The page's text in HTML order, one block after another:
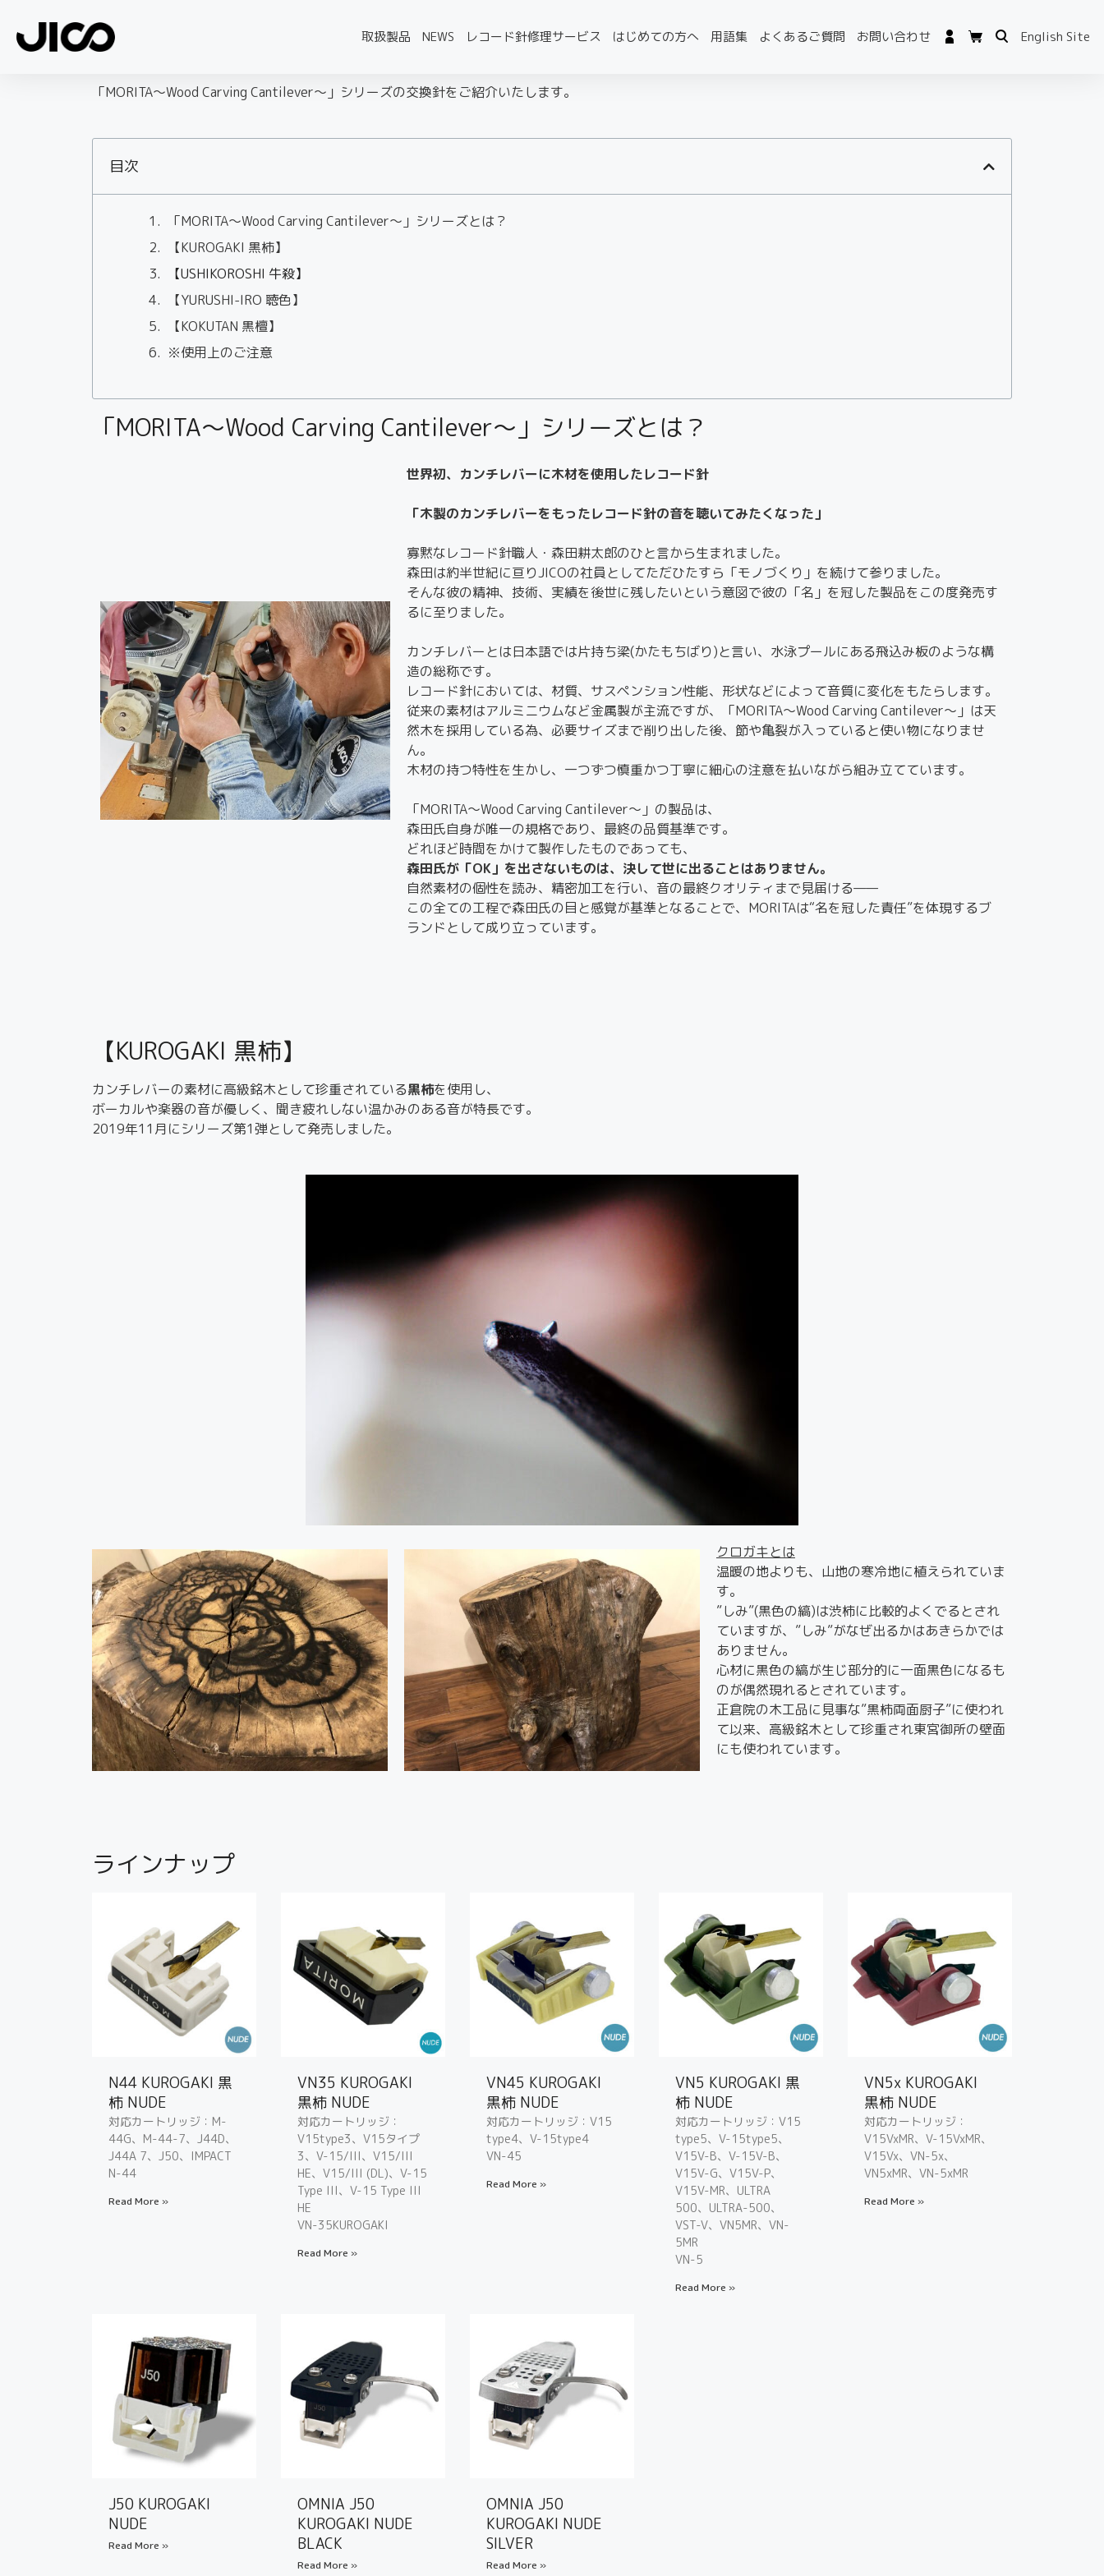
取扱製品 NEWS レコード針修理サービス はじめての方へ 用語集 よくあるご質問 お問い合わせ English Site
「MORITA～Wood Carving Cantilever～」シリーズの交換針をご紹介いたします。
目次
「MORITA～Wood Carving Cantilever～」シリーズとは？
【KUROGAKI 黒柿】
【USHIKOROSHI 牛殺】
【YURUSHI-IRO 聴色】
【KOKUTAN 黒檀】
※使用上のご注意
「MORITA～Wood Carving Cantilever～」シリーズとは？
世界初、カンチレバーに木材を使用したレコード針
「木製のカンチレバーをもったレコード針の音を聴いてみたくなった」
寡黙なレコード針職人・森田耕太郎のひと言から生まれました。
森田は約半世紀に亘りJICOの社員としてただひたすら「モノづくり」を続けて参りました。
そんな彼の精神、技術、実績を後世に残したいという意図で彼の「名」を冠した製品をこの度発売す
るに至りました。
カンチレバーとは日本語では片持ち梁(かたもちばり)と言い、水泳プールにある飛込み板のような構
造の総称です。
レコード針においては、材質、サスペンション性能、形状などによって音質に変化をもたらします。
従来の素材はアルミニウムなど金属製が主流ですが、「MORITA～Wood Carving Cantilever～」は天
然木を採用している為、必要サイズまで削り出した後、節や亀裂が入っていると使い物になりませ
ん。
木材の持つ特性を生かし、一つずつ慎重かつ丁寧に細心の注意を払いながら組み立てています。
「MORITA～Wood Carving Cantilever～」の製品は、
森田氏自身が唯一の規格であり、最終の品質基準です。
どれほど時間をかけて製作したものであっても、
森田氏が「OK」を出さないものは、決して世に出ることはありません。
自然素材の個性を読み、精密加工を行い、音の最終クオリティまで見届ける——
この全ての工程で森田氏の目と感覚が基準となることで、MORITAは“名を冠した責任”を体現するブ
ランドとして成り立っています。
【KUROGAKI 黒柿】
カンチレバーの素材に高級銘木として珍重されている黒柿を使用し、
ボーカルや楽器の音が優しく、聞き疲れしない温かみのある音が特長です。
2019年11月にシリーズ第1弾として発売しました。
クロガキとは
温暖の地よりも、山地の寒冷地に植えられていま
す。
”しみ”(黒色の縞)は渋柿に比較的よくでるとされ
ていますが、”しみ”がなぜ出るかはあきらかでは
ありません。
心材に黒色の縞が生じ部分的に一面黒色になるも
のが偶然現れるとされています。
正倉院の木工品に見事な”黒柿両面厨子”に使われ
て以来、高級銘木として珍重され東宮御所の壁面
にも使われています。
ラインナップ
N44 KUROGAKI 黒
柿 NUDE
対応カートリッジ：M-
44G、M-44-7、J44D、
J44A 7、J50、IMPACT
N-44
Read More »
VN35 KUROGAKI
黒柿 NUDE
対応カートリッジ：
V15type3、V15タイプ
3、V-15/III、V15/III
HE、V15/III (DL)、V-15
Type III、V-15 Type III
HE
VN-35KUROGAKI
Read More »
VN45 KUROGAKI
黒柿 NUDE
対応カートリッジ：V15
type4、V-15type4
VN-45
Read More »
VN5 KUROGAKI 黒
柿 NUDE
対応カートリッジ：V15
type5、V-15type5、
V15V-B、V-15V-B、
V15V-G、V15V-P、
V15V-MR、ULTRA
500、ULTRA-500、
VST-V、VN5MR、VN-
5MR
VN-5
Read More »
VN5x KUROGAKI
黒柿 NUDE
対応カートリッジ：
V15VxMR、V-15VxMR、
V15Vx、VN-5x、
VN5xMR、VN-5xMR
Read More »
J50 KUROGAKI
NUDE
Read More »
OMNIA J50
KUROGAKI NUDE
BLACK
Read More »
OMNIA J50
KUROGAKI NUDE
SILVER
Read More »